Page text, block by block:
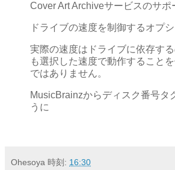
Cover Art Archiveサービスのサポ
ドライブの速度を制御するオプ
実際の速度はドライブに依存す
も選択した速度で動作すること
ではありません。
MusicBrainzからディスク番号タ
うに
Ohesoya 時刻: 16:30